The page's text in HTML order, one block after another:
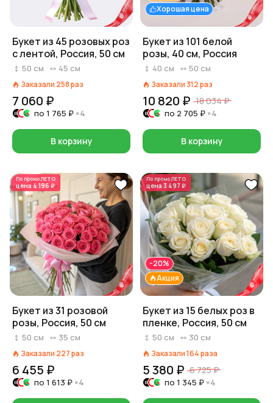
Букет из 45 розовых роз
с лентой, Россия, 50 см
50 см 45 см
Заказали 258раз
7 060 ₽
по 1 765 ₽ ×4
В корзину
Хорошая цена
Букет из 101 белой
розы, 40 см, Россия
40 см 50 см
Заказали 312раз
10 820 ₽ 18 034 ₽
по 2 705 ₽ ×4
В корзину
По промоЛЕТО
цена 4 196 ₽
Букет из 31 розовой
розы, Россия, 50 см
50 см 35 см
Заказали 227раз
6 455 ₽
по 1 613 ₽ ×4
По промоЛЕТО
цена 3 497 ₽
Акция
-20%
Букет из 15 белых роз в
пленке, Россия, 50 см
50 см 30 см
Заказали164раза
5 380 ₽ 6 725 ₽
по 1 345 ₽ ×4